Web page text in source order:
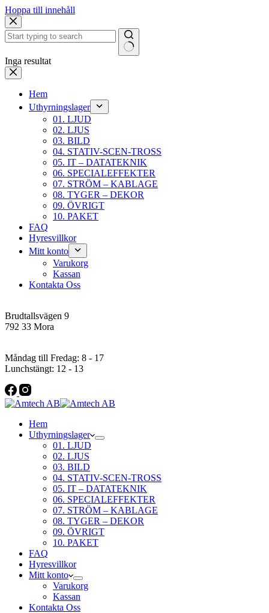
Hoppa till innehåll
Inga resultat
Hem
Uthyrningslager
01. LJUD
02. LJUS
03. BILD
04. STATIV-SCEN-TROSS
05. IT – DATATEKNIK
06. SPECIALEFFEKTER
07. STRÖM – KABLAGE
08. TYGER – DEKOR
09. ÖVRIGT
10. PAKET
FAQ
Hyresvillkor
Mitt konto
Varukorg
Kassan
Kontakta Oss
Brudtallsvägen 9
792 33 Mora
Måndag till Fredag: 8 - 17
Lunchstängt: 12 - 13
Hem
Uthyrningslager
01. LJUD
02. LJUS
03. BILD
04. STATIV-SCEN-TROSS
05. IT – DATATEKNIK
06. SPECIALEFFEKTER
07. STRÖM – KABLAGE
08. TYGER – DEKOR
09. ÖVRIGT
10. PAKET
FAQ
Hyresvillkor
Mitt konto
Varukorg
Kassan
Kontakta Oss